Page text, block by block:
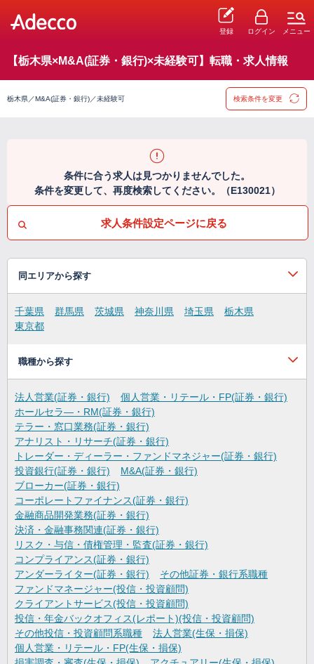
登録 ログイン メニュー
【栃木県×M&A(証券・銀行)×未経験可】転職・求人情報
栃木県／M&A(証券・銀行)／未経験可 検索条件を変更
条件に合う求人は見つかりませんでした。
条件を変更して、再度検索してください。（E130021）
求人条件設定ページに戻る
同エリアから探す
千葉県 群馬県 茨城県 神奈川県 埼玉県
栃木県
東京都
職種から探す
法人営業(証券・銀行)
個人営業・リテール・FP(証券・銀行)
ホールセラ―・RM(証券・銀行)
テラー・窓口業務(証券・銀行)
アナリスト・リサーチ(証券・銀行)
トレーダー・ディーラー・ファンドマネジャー(証券・銀行)
投資銀行(証券・銀行)
M&A(証券・銀行)
ブローカー(証券・銀行)
コーポレートファイナンス(証券・銀行)
金融商品開発業務(証券・銀行)
決済・金融事務関連(証券・銀行)
リスク・与信・債権管理・監査(証券・銀行)
コンプライアンス(証券・銀行)
アンダーライター(証券・銀行)
その他証券・銀行系職種
ファンドマネージャー(投信・投資顧問)
クライアントサービス(投信・投資顧問)
投信・年金バックオフィス(レポート)(投信・投資顧問)
その他投信・投資顧問系職種
法人営業(生保・損保)
個人営業・リテール・FP(生保・損保)